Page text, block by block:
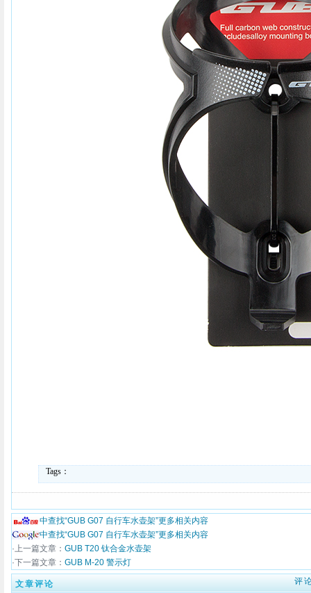
Tags：
中查找“GUB G07 自行车水壶架”更多相关内容
中查找“GUB G07 自行车水壶架”更多相关内容
·上一篇文章： GUB T20 钛合金水壶架
·下一篇文章： GUB M-20 警示灯
文章评论
评